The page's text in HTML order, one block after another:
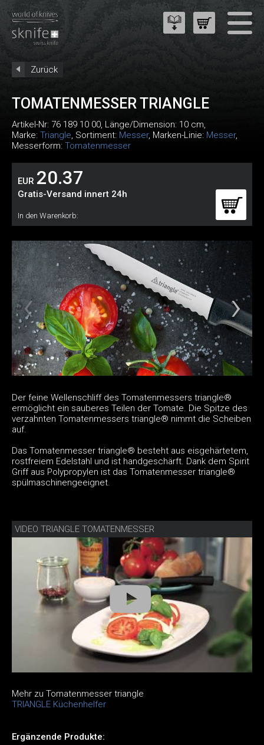
Zurück
TOMATENMESSER TRIANGLE
Artikel-Nr: 76 189 10 00, Länge/Dimension: 10 cm,
Marke: Triangle, Sortiment: Messer, Marken-Linie: Messer,
Messerform: Tomatenmesser
EUR 20.37
Gratis-Versand innert 24h
In den Warenkorb:
Der feine Wellenschliff des Tomatenmessers triangle®
ermöglicht ein sauberes Teilen der Tomate. Die Spitze des
verzahnten Tomatenmessers triangle® nimmt die Scheiben
auf.
Das Tomatenmesser triangle® besteht aus eisgehärtetem,
rostfreiem Edelstahl und ist handgeschärft. Dank dem Spirit
Griff aus Polypropylen ist das Tomatenmesser triangle®
spülmaschinengeeignet.
VIDEO TRIANGLE TOMATENMESSER
Mehr zu Tomatenmesser triangle
TRIANGLE Küchenhelfer
Ergänzende Produkte: